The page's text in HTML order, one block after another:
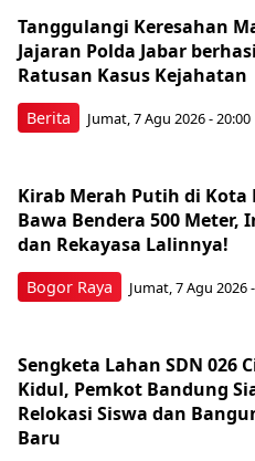
Berita
Tanggulangi Keresahan
Jajaran Polda Jabar
Ratusan Kasus Kejahatan
Jumat, 7 Agu 2026 - 20:00
Bogor Raya
Kirab Merah Putih di Kota
Bawa Bendera 500 Meter,
dan Rekayasa Lalinnya!
Jumat, 7 Agu 2026
Sengketa Lahan SDN 026
Kidul, Pemkot Bandung
Relokasi Siswa dan
Baru